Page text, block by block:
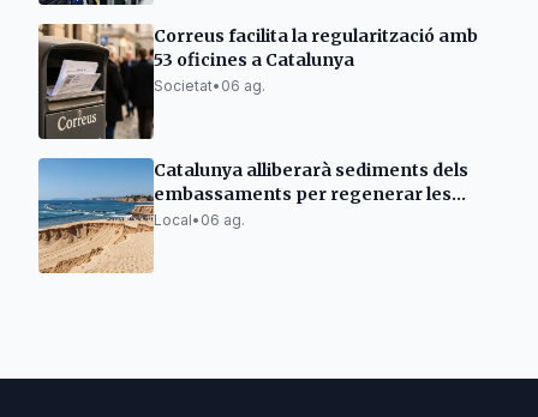
Correus facilita la regularització amb
53 oficines a Catalunya
Societat• 06 ag.
Catalunya alliberarà sediments dels
embassaments per regenerar les
platges
Local• 06 ag.